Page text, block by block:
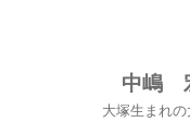
中嶋
大塚生まれ